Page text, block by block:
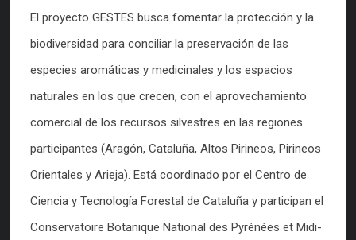
El proyecto GESTES busca fomentar la protección y la
biodiversidad para conciliar la preservación de las
especies aromáticas y medicinales y los espacios
naturales en los que crecen, con el aprovechamiento
comercial de los recursos silvestres en las regiones
participantes (Aragón, Cataluña, Altos Pirineos, Pirineos
Orientales y Arieja). Está coordinado por el Centro de
Ciencia y Tecnología Forestal de Cataluña y participan el
Conservatoire Botanique National des Pyrénées et Midi-